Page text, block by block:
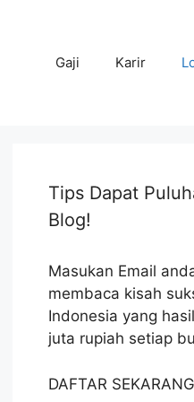
Gaji Karir
Tips Dapat
Blog!
Masukan Email
membaca kisah
Indonesia yang
juta rupiah setiap
DAFTAR SEKARANG